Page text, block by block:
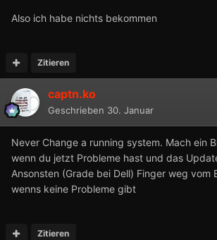
Also ich habe nichts bekommen
Zitieren
captn.ko
Geschrieben 30. Januar
Never Change a running system. Mach ein
wenn du jetzt Probleme hast und das
Ansonsten (Grade bei Dell) Finger weg vom
wenns keine Probleme gibt
Zitieren